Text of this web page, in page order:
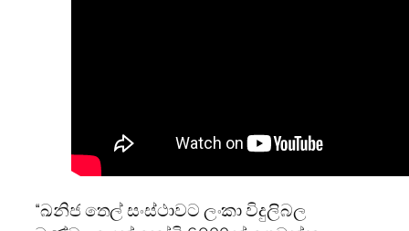
“ඛනිජ තෙල් සංස්ථාවට ලංකා විදුලිබල